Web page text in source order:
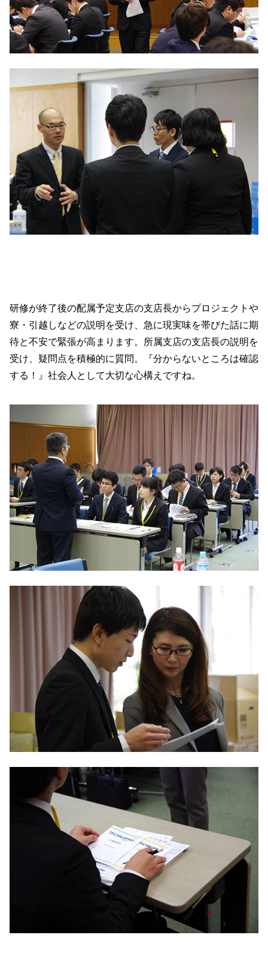
研修が終了後の配属予定支店の支店長からプロジェクトや
寮・引越しなどの説明を受け、急に現実味を帯びた話に期
待と不安で緊張が高まります。所属支店の支店長の説明を
受け、疑問点を積極的に質問。『分からないところは確認
する！』社会人として大切な心構えですね。